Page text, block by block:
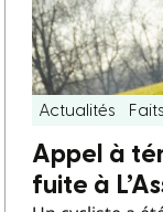
Actualités
Appel à
fuite à